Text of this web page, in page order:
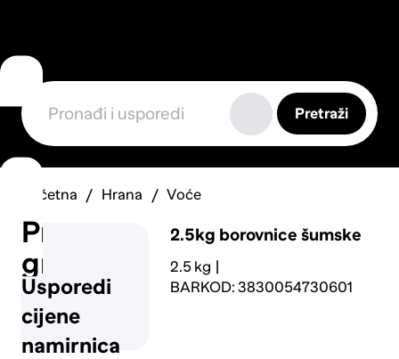
Usporedi
cijene
namirnica
Prijavi
grešku
Pretraži
Početna Hrana Voće
2.5kg borovnice šumske
2.5 kg
BARKOD: 3830054730601